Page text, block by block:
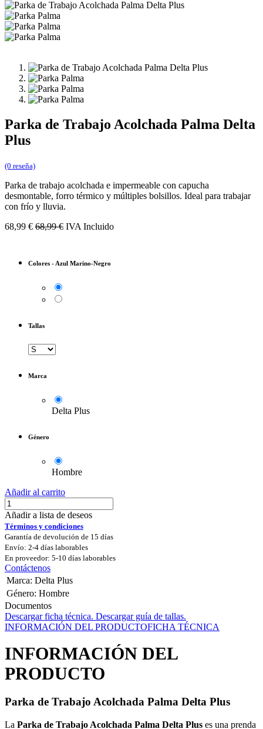
Parka de Trabajo Acolchada Palma Delta
Plus
(0 reseña)
Parka de trabajo acolchada e impermeable con capucha
desmontable, forro térmico y múltiples bolsillos. Ideal para trabajar
con frío y lluvia.
68,99 € 68,99€ IVA Incluido
Colores - Azul Marino-Negro
Tallas
Marca
Delta Plus
Género
Hombre
Añadir al carrito
Añadir a lista de deseos
Términos y condiciones
Garantía de devolución de 15 días
Envío: 2-4 días laborables
En proveedor: 5-10 días laborables
Contáctenos
Marca: Delta Plus
Género: Hombre
Documentos
Descargar ficha técnica. Descargar guía de tallas.
INFORMACIÓN DEL PRODUCTOFICHA TÉCNICA
INFORMACIÓN DEL
PRODUCTO
Parka de Trabajo Acolchada Palma Delta Plus
La Parka de Trabajo Acolchada Palma Delta Plus es una prenda